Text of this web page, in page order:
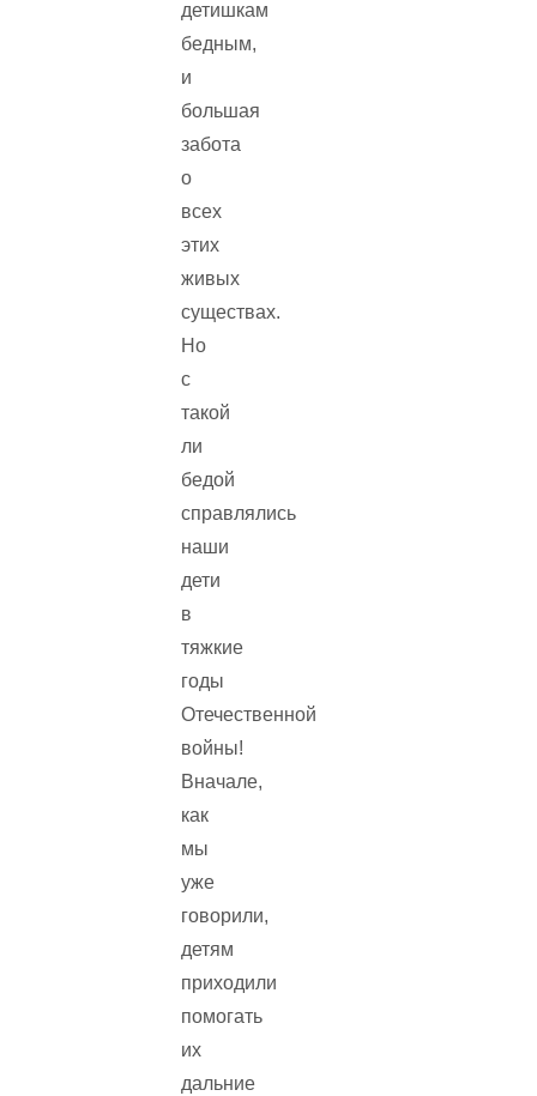
детишкам
бедным,
и
большая
забота
о
всех
этих
живых
существах.
Но
с
такой
ли
бедой
справлялись
наши
дети
в
тяжкие
годы
Отечественной
войны!
Вначале,
как
мы
уже
говорили,
детям
приходили
помогать
их
дальние